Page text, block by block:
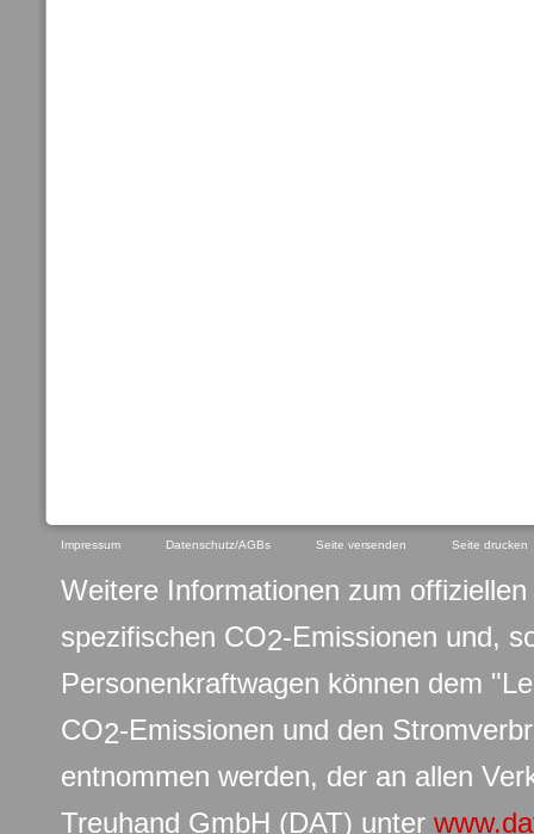
Impressum Datenschutz/AGBs Seite versenden Seite drucken
Weitere Informationen zum
spezifischen CO2-Emissionen und,
Personenkraftwagen können dem
CO2-Emissionen und den
entnommen werden, der an allen
Treuhand GmbH (DAT) unter